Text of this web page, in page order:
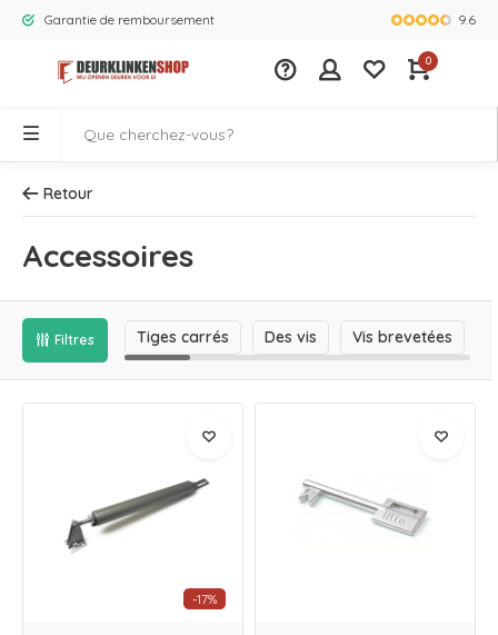
Garantie de remboursement La plus9.6
0
Retour
Accessoires
Tiges carrés Des vis Vis brevetées
Filtres
-17%